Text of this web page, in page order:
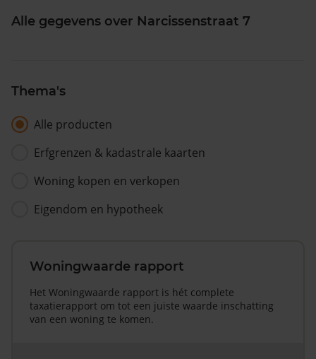
Alle gegevens over Narcissenstraat 7
Thema's
Alle producten
Erfgrenzen & kadastrale kaarten
Woning kopen en verkopen
Eigendom en hypotheek
Woningwaarde rapport
Het Woningwaarde rapport is hét complete
taxatierapport om tot een juiste waarde inschatting
van een woning te komen.